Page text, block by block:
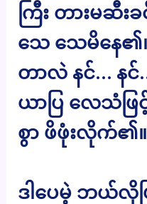
ကြီး တားမဆီး
သေ သေမိနေ၏
တာလဲ နင်… န
ယာပြ လေသံဖြ
စွာ ဖိဖုံးလိုက်၏။
ဒါပေမဲ့ ဘယ်လို